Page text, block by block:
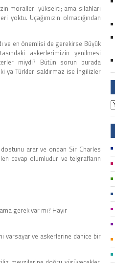
moralleri yüksekti; ama silahları
Uçağımızın olmadığından
ve en önemlisi de gerekirse Büyük
askerlerimizin yenilmesi
miydi? Bütün sorun burada
ya Türkler saldırmaz ise İngilizler
arar ve ondan Sir Charles
cevap olumludur ve telgrafların
gerek var mı? Hayır
varsayar ve askerlerine dahice bir